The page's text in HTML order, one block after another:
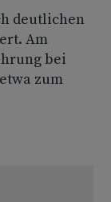
deutlichen
Am
bei
zum